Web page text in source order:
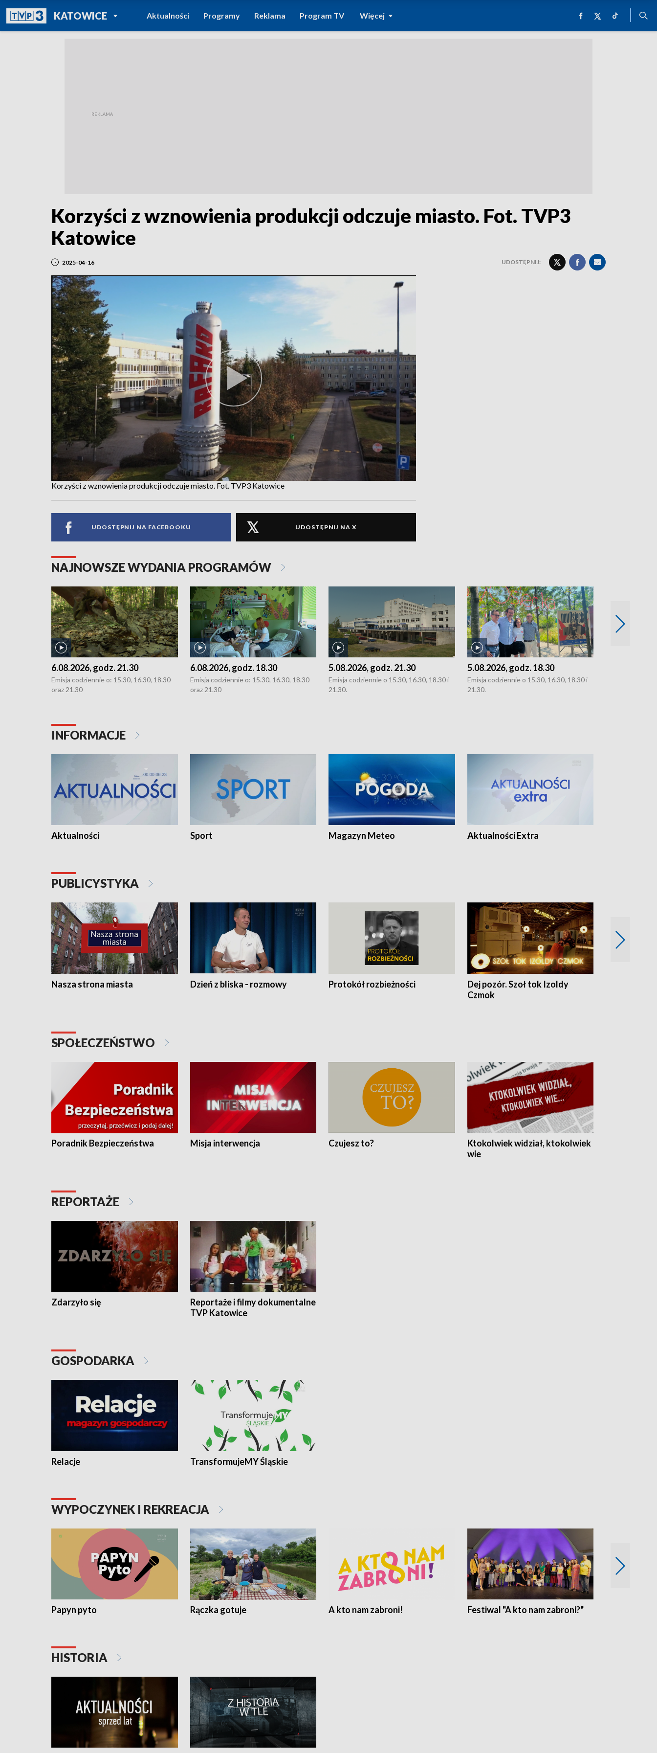
KATOWICEPOWRÓT DO
TVP REGIONY
Aktualności Programy Reklama Program TV Więcej
Korzyści z wznowienia produkcji odczuje miasto. Fot. TVP3
Katowice
2025-04-16 UDOSTĘPNIJ:
Korzyści z wznowienia produkcji odczuje miasto. Fot. TVP3 Katowice
UDOSTĘPNIJ NA FACEBOOKU UDOSTĘPNIJ NA X
NAJNOWSZE WYDANIA PROGRAMÓW
6.08.2026, godz. 21.30
Emisja codziennie o: 15.30, 16.30, 18.30
oraz 21.30
6.08.2026, godz. 18.30
Emisja codziennie o: 15.30, 16.30, 18.30
oraz 21.30
5.08.2026, godz. 21.30
Emisja codziennie o 15.30, 16.30, 18.30 i
21.30.
5.08.2026, godz. 18.30
Emisja codziennie o 15.30, 16.30, 18.30 i
21.30.
INFORMACJE
Aktualności Sport Magazyn Meteo Aktualności Extra
PUBLICYSTYKA
Nasza strona miasta Dzień z bliska - rozmowy Protokół rozbieżności
Dej pozór. Szoł tok Izoldy
Czmok
SPOŁECZEŃSTWO
Poradnik Bezpieczeństwa Misja interwencja Czujesz to?
Ktokolwiek widział, ktokolwiek
wie
REPORTAŻE
Zdarzyło się
Reportaże i filmy dokumentalne
TVP Katowice
GOSPODARKA
Relacje TransformujeMY Śląskie
WYPOCZYNEK I REKREACJA
Papyn pyto Rączka gotuje A kto nam zabroni! Festiwal "A kto nam zabroni?"
HISTORIA